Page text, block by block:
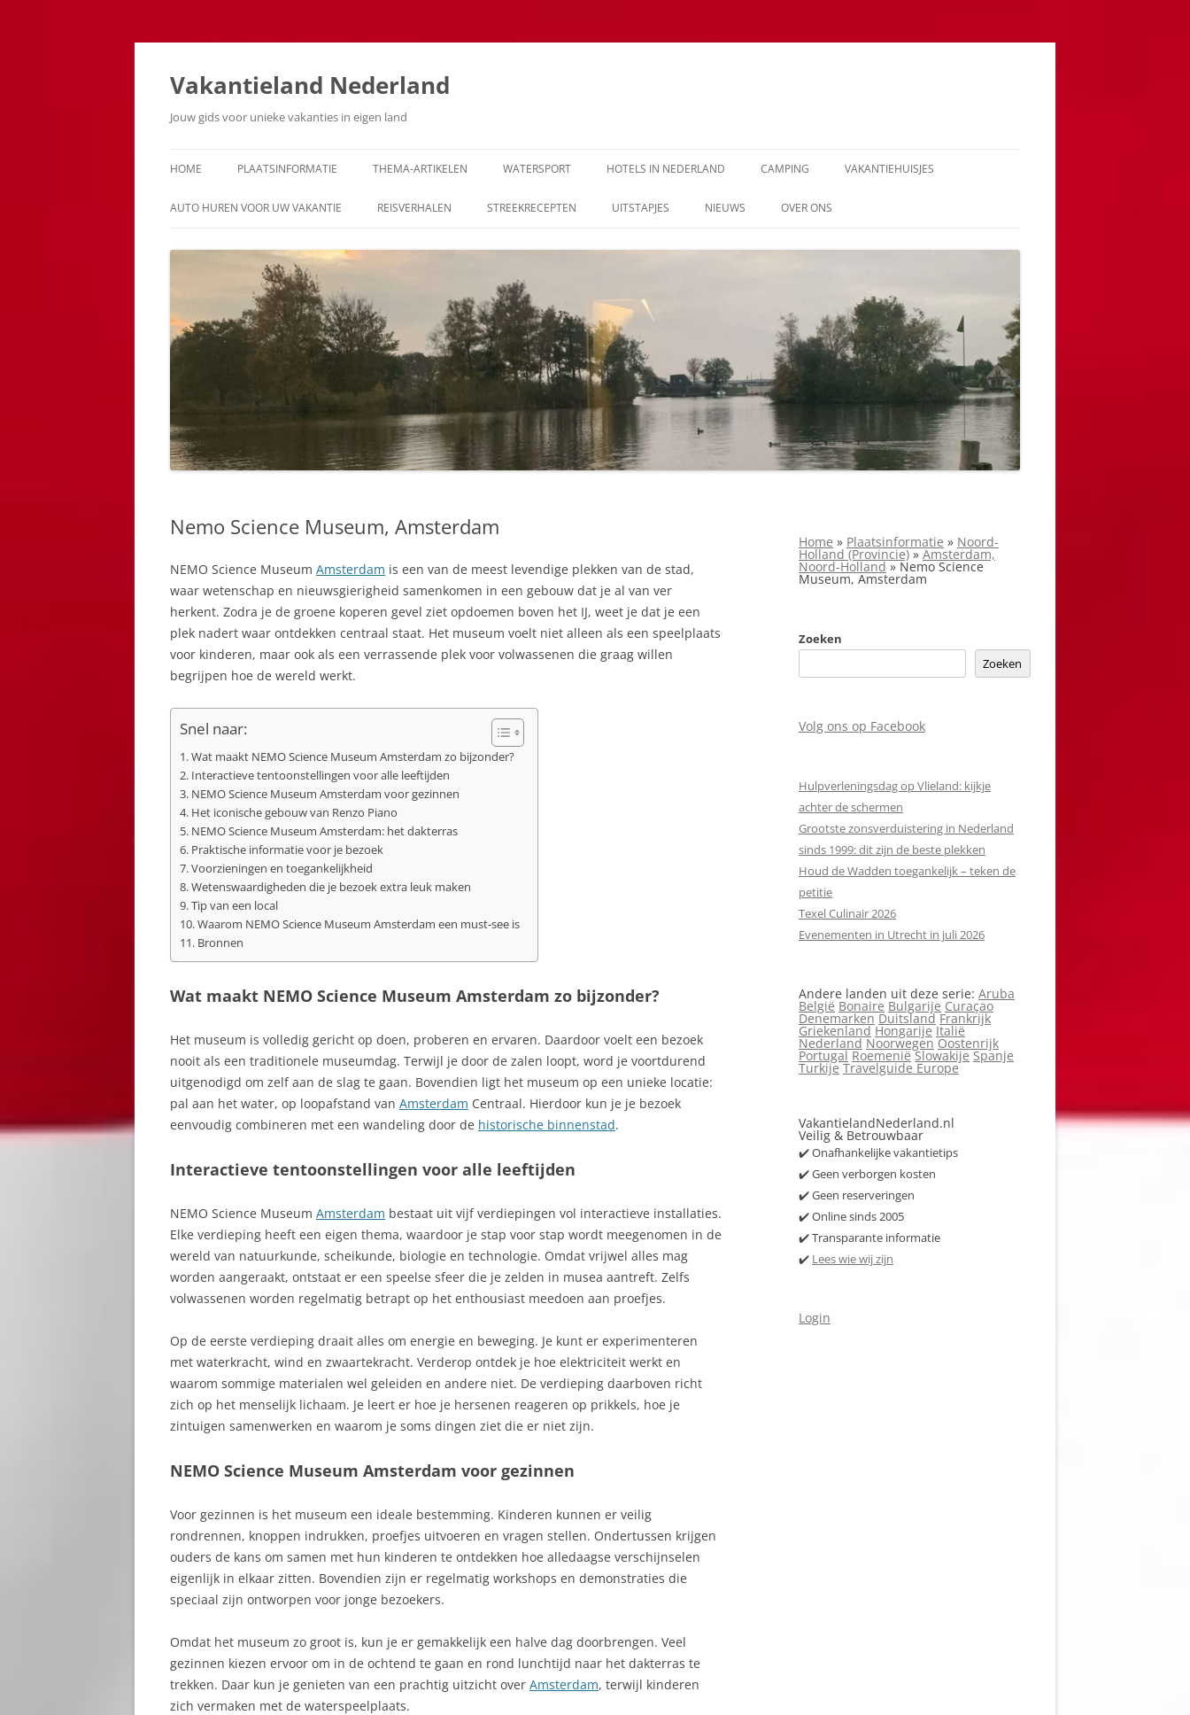
Ga
inhoud
Vakantieland Nederland
Jouw gids voor unieke vakanties in eigen land
HOME PLAATSINFORMATIE THEMA-ARTIKELEN WATERSPORT HOTELS IN NEDERLAND CAMPING VAKANTIEHUISJES
AUTO HUREN VOOR UW VAKANTIE REISVERHALEN STREEKRECEPTEN UITSTAPJES NIEUWS OVER ONS
Nemo Science Museum, Amsterdam
NEMO Science Museum Amsterdam is een van de meest levendige plekken van de stad,
waar wetenschap en nieuwsgierigheid samenkomen in een gebouw dat je al van ver
herkent. Zodra je de groene koperen gevel ziet opdoemen boven het IJ, weet je dat je een
plek nadert waar ontdekken centraal staat. Het museum voelt niet alleen als een speelplaats
voor kinderen, maar ook als een verrassende plek voor volwassenen die graag willen
begrijpen hoe de wereld werkt.
Snel naar:
Wat maakt NEMO Science Museum Amsterdam zo bijzonder?
Interactieve tentoonstellingen voor alle leeftijden
NEMO Science Museum Amsterdam voor gezinnen
Het iconische gebouw van Renzo Piano
NEMO Science Museum Amsterdam: het dakterras
Praktische informatie voor je bezoek
Voorzieningen en toegankelijkheid
Wetenswaardigheden die je bezoek extra leuk maken
Tip van een local
Waarom NEMO Science Museum Amsterdam een must‑see is
Bronnen
Wat maakt NEMO Science Museum Amsterdam zo bijzonder?
Het museum is volledig gericht op doen, proberen en ervaren. Daardoor voelt een bezoek
nooit als een traditionele museumdag. Terwijl je door de zalen loopt, word je voortdurend
uitgenodigd om zelf aan de slag te gaan. Bovendien ligt het museum op een unieke locatie:
pal aan het water, op loopafstand van Amsterdam Centraal. Hierdoor kun je je bezoek
eenvoudig combineren met een wandeling door de historische binnenstad.
Interactieve tentoonstellingen voor alle leeftijden
NEMO Science Museum Amsterdam bestaat uit vijf verdiepingen vol interactieve installaties.
Elke verdieping heeft een eigen thema, waardoor je stap voor stap wordt meegenomen in de
wereld van natuurkunde, scheikunde, biologie en technologie. Omdat vrijwel alles mag
worden aangeraakt, ontstaat er een speelse sfeer die je zelden in musea aantreft. Zelfs
volwassenen worden regelmatig betrapt op het enthousiast meedoen aan proefjes.
Op de eerste verdieping draait alles om energie en beweging. Je kunt er experimenteren
met waterkracht, wind en zwaartekracht. Verderop ontdek je hoe elektriciteit werkt en
waarom sommige materialen wel geleiden en andere niet. De verdieping daarboven richt
zich op het menselijk lichaam. Je leert er hoe je hersenen reageren op prikkels, hoe je
zintuigen samenwerken en waarom je soms dingen ziet die er niet zijn.
NEMO Science Museum Amsterdam voor gezinnen
Voor gezinnen is het museum een ideale bestemming. Kinderen kunnen er veilig
rondrennen, knoppen indrukken, proefjes uitvoeren en vragen stellen. Ondertussen krijgen
ouders de kans om samen met hun kinderen te ontdekken hoe alledaagse verschijnselen
eigenlijk in elkaar zitten. Bovendien zijn er regelmatig workshops en demonstraties die
speciaal zijn ontworpen voor jonge bezoekers.
Omdat het museum zo groot is, kun je er gemakkelijk een halve dag doorbrengen. Veel
gezinnen kiezen ervoor om in de ochtend te gaan en rond lunchtijd naar het dakterras te
trekken. Daar kun je genieten van een prachtig uitzicht over Amsterdam, terwijl kinderen
zich vermaken met de waterspeelplaats.
Home » Plaatsinformatie » Noord-
Holland (Provincie) » Amsterdam,
Noord-Holland » Nemo Science
Museum, Amsterdam
Zoeken
Zoeken
Volg ons op Facebook
Hulpverleningsdag op Vlieland: kijkje
achter de schermen
Grootste zonsverduistering in Nederland
sinds 1999: dit zijn de beste plekken
Houd de Wadden toegankelijk – teken de
petitie
Texel Culinair 2026
Evenementen in Utrecht in juli 2026
Andere landen uit deze serie: Aruba
België Bonaire Bulgarije Curaçao
Denemarken Duitsland Frankrijk
Griekenland Hongarije Italië
Nederland Noorwegen Oostenrijk
Portugal Roemenië Slowakije Spanje
Turkije Travelguide Europe
VakantielandNederland.nl
Veilig & Betrouwbaar
✔️ Onafhankelijke vakantietips
✔️ Geen verborgen kosten
✔️ Geen reserveringen
✔️ Online sinds 2005
✔️ Transparante informatie
✔️ Lees wie wij zijn
Login